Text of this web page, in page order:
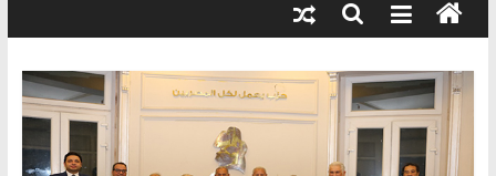
قرينة البراءة وضمانات المحاكمة العادلة
هي